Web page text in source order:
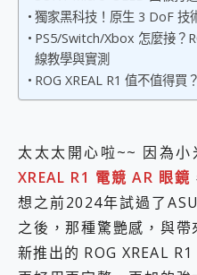
realme 14 Pro 超硬軍規、冰感變色實測，realme 14 5G 遊戲戰鬥值爆表，效能x娛樂全都要！
iPhone、Apple Watch、AirPods耳機 三個設備充電
給 MSI Claw 系列電競掌機 最完
2億 APO蔡司長焦
3 個超值 MHN 飛人工具分享~~
獨家黑科技！原生 3 DoF 技
PS5/Switch/Xbox 怎麼接？
線教學與實測
ROG XREAL R1 值不值得買
太太太開心啦~~ 因為小
XREAL R1 電競 AR 眼鏡
想之前2024年試過了
之後，那種驚艷感，與
新推出的 ROG XREAL